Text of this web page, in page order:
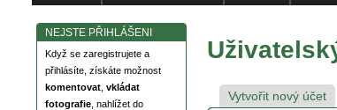
NEJSTE PŘIHLÁŠENI
Když se zaregistrujete a
přihlásíte, získáte možnost
komentovat vkládat
fotografie , nahlížet do
Vytvořit nový účet